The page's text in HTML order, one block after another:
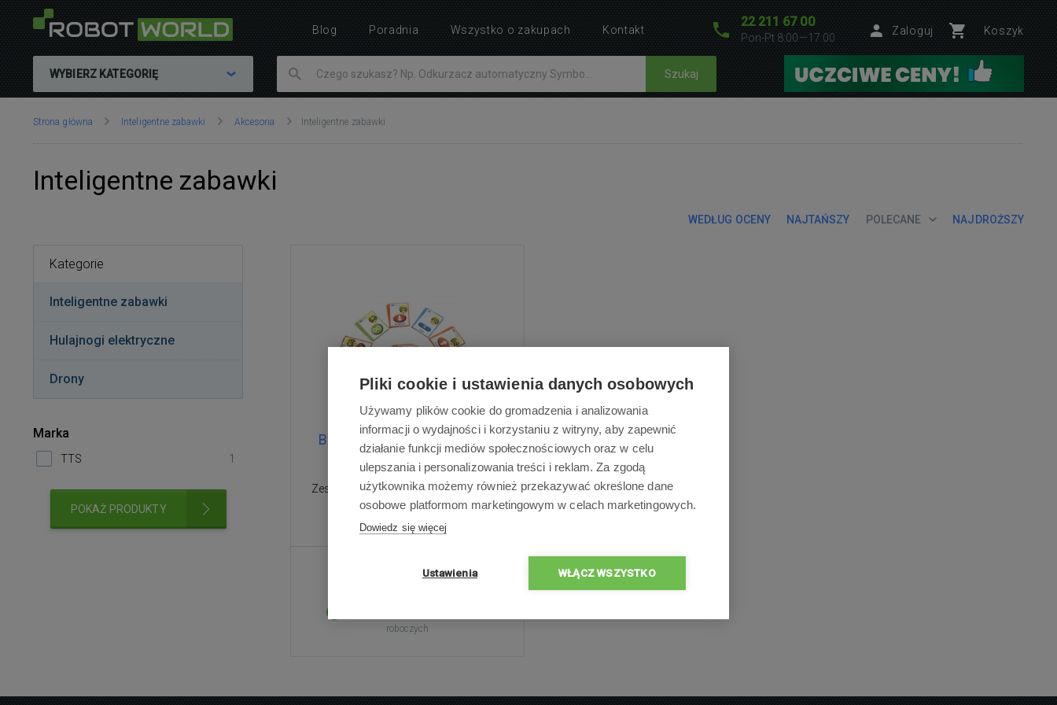
22 211 67 00
Pon-Pt 8:00—17:00
Zaloguj Koszyk
WYBIERZ KATEGORIĘ Szukaj
Znajdujesz
Strona główna Inteligentne zabawki Akcesoria Inteligentne zabawki
Inteligentne zabawki
WEDŁUG OCENY NAJTAŃSZY POLECANE NAJDROŻSZY
Bee-Bot/Blue-Bot małe karty
sekwencyjne
Zestaw zawiera 49 kart sekwencyjnych
109,00 zł
roboczych
Kategorie
Inteligentne zabawki
Hulajnogi elektryczne
Drony
Marka
TTS 1
POKAŻ PRODUKTY
Blog Poradnia Wszystko o zakupach Kontakt
Pliki cookie i ustawienia danych osobowych
Używamy plików cookie do gromadzenia i analizowania
informacji o wydajności i korzystaniu z witryny, aby zapewnić
działanie funkcji mediów społecznościowych oraz w celu
ulepszania i personalizowania treści i reklam. Za zgodą
użytkownika możemy również przekazywać określone dane
osobowe platformom marketingowym w celach marketingowych.
Dowiedz się więcej
Ustawienia WŁĄCZ WSZYSTKO